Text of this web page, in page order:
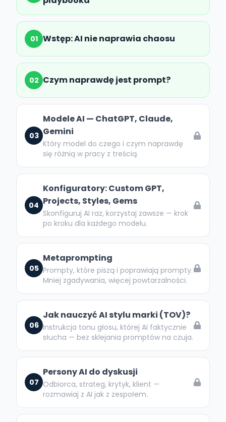
01 Wstęp: AI nie naprawia chaosu
02 Czym naprawdę jest prompt?
03
Modele AI — ChatGPT, Claude,
Gemini
Który model do czego i czym naprawdę
się różnią w pracy z treścią.
04
Konfiguratory: Custom GPT,
Projects, Styles, Gems
Skonfiguruj AI raz, korzystaj zawsze — krok
po kroku dla każdego modelu.
05
Metaprompting
Prompty, które piszą i poprawiają prompty.
Mniej zgadywania, więcej powtarzalności.
06
Jak nauczyć AI stylu marki (TOV)?
Instrukcja tonu głosu, której AI faktycznie
słucha — bez sklejania promptów na czuja.
07
Persony AI do dyskusji
Odbiorca, strateg, krytyk, klient —
rozmawiaj z AI jak z zespołem.